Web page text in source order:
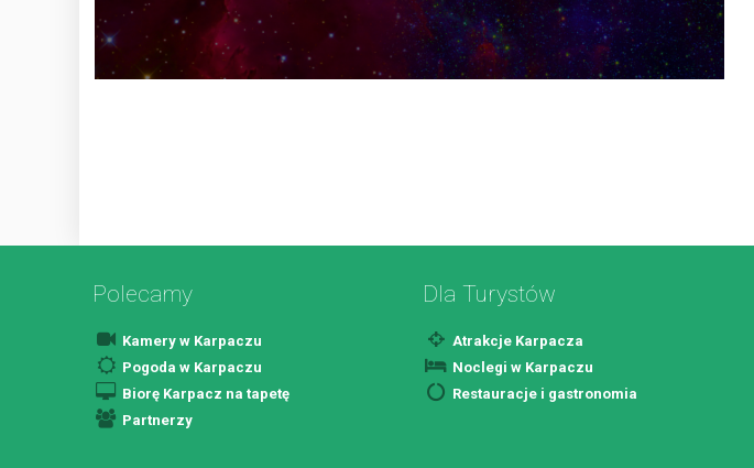
Polecamy
Kamery w Karpaczu
Pogoda w Karpaczu
Biorę Karpacz na tapetę
Partnerzy
Dla Turystów
Atrakcje Karpacza
Noclegi w Karpaczu
Restauracje i gastronomia